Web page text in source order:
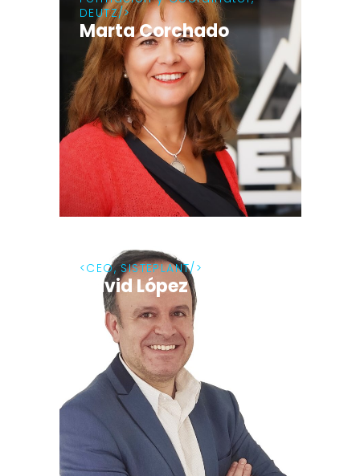
DEUTZ
Marta Corchado
CEO, SISTEPLANT
David López